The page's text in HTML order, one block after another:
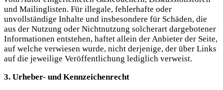
und Mailinglisten. Für illegale, fehlerhafte oder
unvollständige Inhalte und insbesondere für Schäden, die
aus der Nutzung oder Nichtnutzung solcherart dargebotener
Informationen entstehen, haftet allein der Anbieter der Seite,
auf welche verwiesen wurde, nicht derjenige, der über Links
auf die jeweilige Veröffentlichung lediglich verweist.
3. Urheber- und Kennzeichenrecht